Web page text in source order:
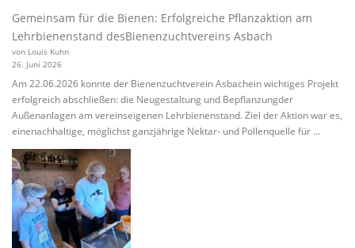
Gemeinsam für die Bienen: Erfolgreiche Pflanzaktion am
Lehrbienenstand desBienenzuchtvereins Asbach
von Louis Kuhn
26. Juni 2026
Am 22.06.2026 konnte der Bienenzuchtverein Asbachein wichtiges Projekt
erfolgreich abschließen: die Neugestaltung und Bepflanzungder
Außenanlagen am vereinseigenen Lehrbienenstand. Ziel der Aktion war es,
einenachhaltige, möglichst ganzjährige Nektar- und Pollenquelle für ...